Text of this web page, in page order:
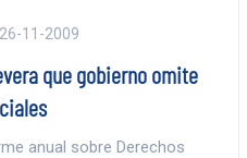
26-11-2009
que gobierno omite
anual sobre Derechos